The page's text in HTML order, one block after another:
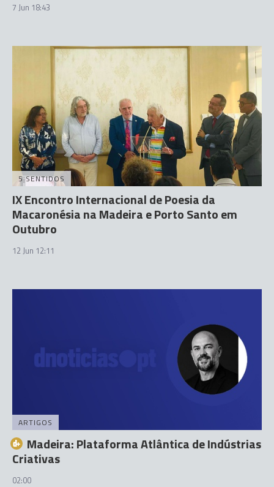
7 Jun 18:43
5 SENTIDOS
IX Encontro Internacional de Poesia da
Macaronésia na Madeira e Porto Santo em
Outubro
12 Jun 12:11
ARTIGOS
Madeira: Plataforma Atlântica de Indústrias
Criativas
02:00